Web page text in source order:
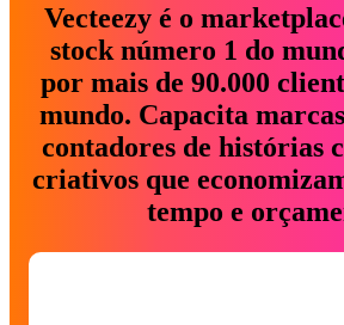
Vecteezy é o
stock número 1 do
por mais de 90.000
mundo. Capacita
contadores de histórias
criativos que
tempo e